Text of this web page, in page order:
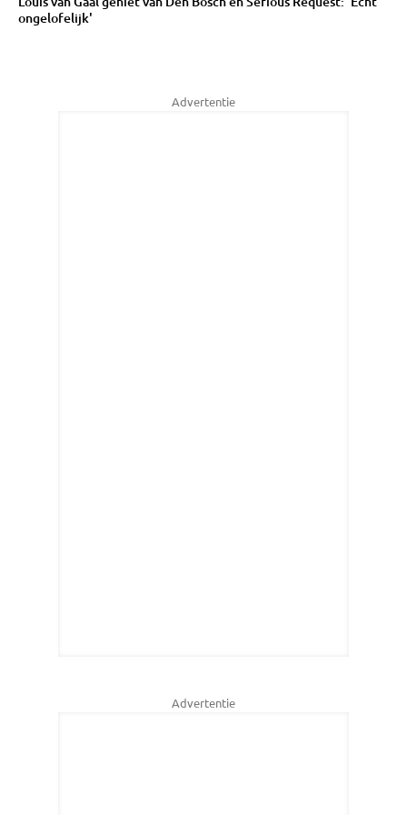
ongelofelijk'
Advertentie
Advertentie